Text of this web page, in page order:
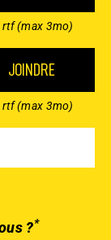
rtf (max 3mo)
JOINDRE
rtf (max 3mo)
?*